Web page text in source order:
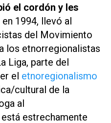
el cordón y les
en 1994, llevó al
del Movimiento
los etnorregionalistas
Liga, parte del
el etnoregionalismo
cultural de la
al
estrechamente